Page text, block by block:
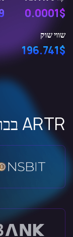
0.0001$
שווי שוק
196.741$
ARTR בבורסה